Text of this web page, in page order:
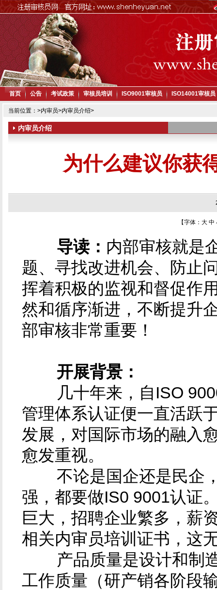
首页 公告 考试政策 审核员培训 ISO9001审核员 ISO14001审核员
当前位置： >内审员>内审员介绍>
内审员介绍
为什么建议你获
【字体：大 中
导读： 内部审核就是
题、寻找改进机会、防止
挥着积极的监视和督促作
然和循序渐进，不断提升
部审核非常重要！
开展背景：
几十年来，自ISO
管理体系认证便一直活跃
发展，对国际市场的融入
愈发重视。
不论是国企还是民企，
强，都要做IS0 9001认证
巨大，招聘企业繁多，薪
相关内审员培训证书，这
产品质量是设计和制造
工作质量（研产销各阶段